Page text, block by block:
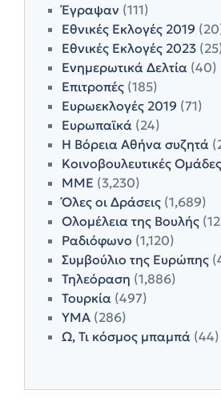
Έγραψαν (111)
Εθνικές Εκλογές 2019
Εθνικές Εκλογές 2023
Ενημερωτικά Δελτία (40)
Επιτροπές (185)
Ευρωεκλογές 2019 (71)
Ευρωπαϊκά (24)
Η Βόρεια Αθήνα συζητά
Κοινοβουλευτικές
ΜΜΕ (3,230)
Όλες οι Δράσεις (1,689)
Ολομέλεια της Βουλής
Ραδιόφωνο (1,120)
Συμβούλιο της Ευρώπης
Τηλεόραση (1,886)
Τουρκία (497)
ΥΜΑ (286)
Ω, Τι κόσμος μπαμπά (44)